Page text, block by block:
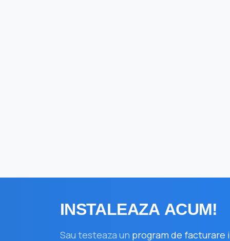
INSTALEAZA ACUM!
Sau testeaza un program de